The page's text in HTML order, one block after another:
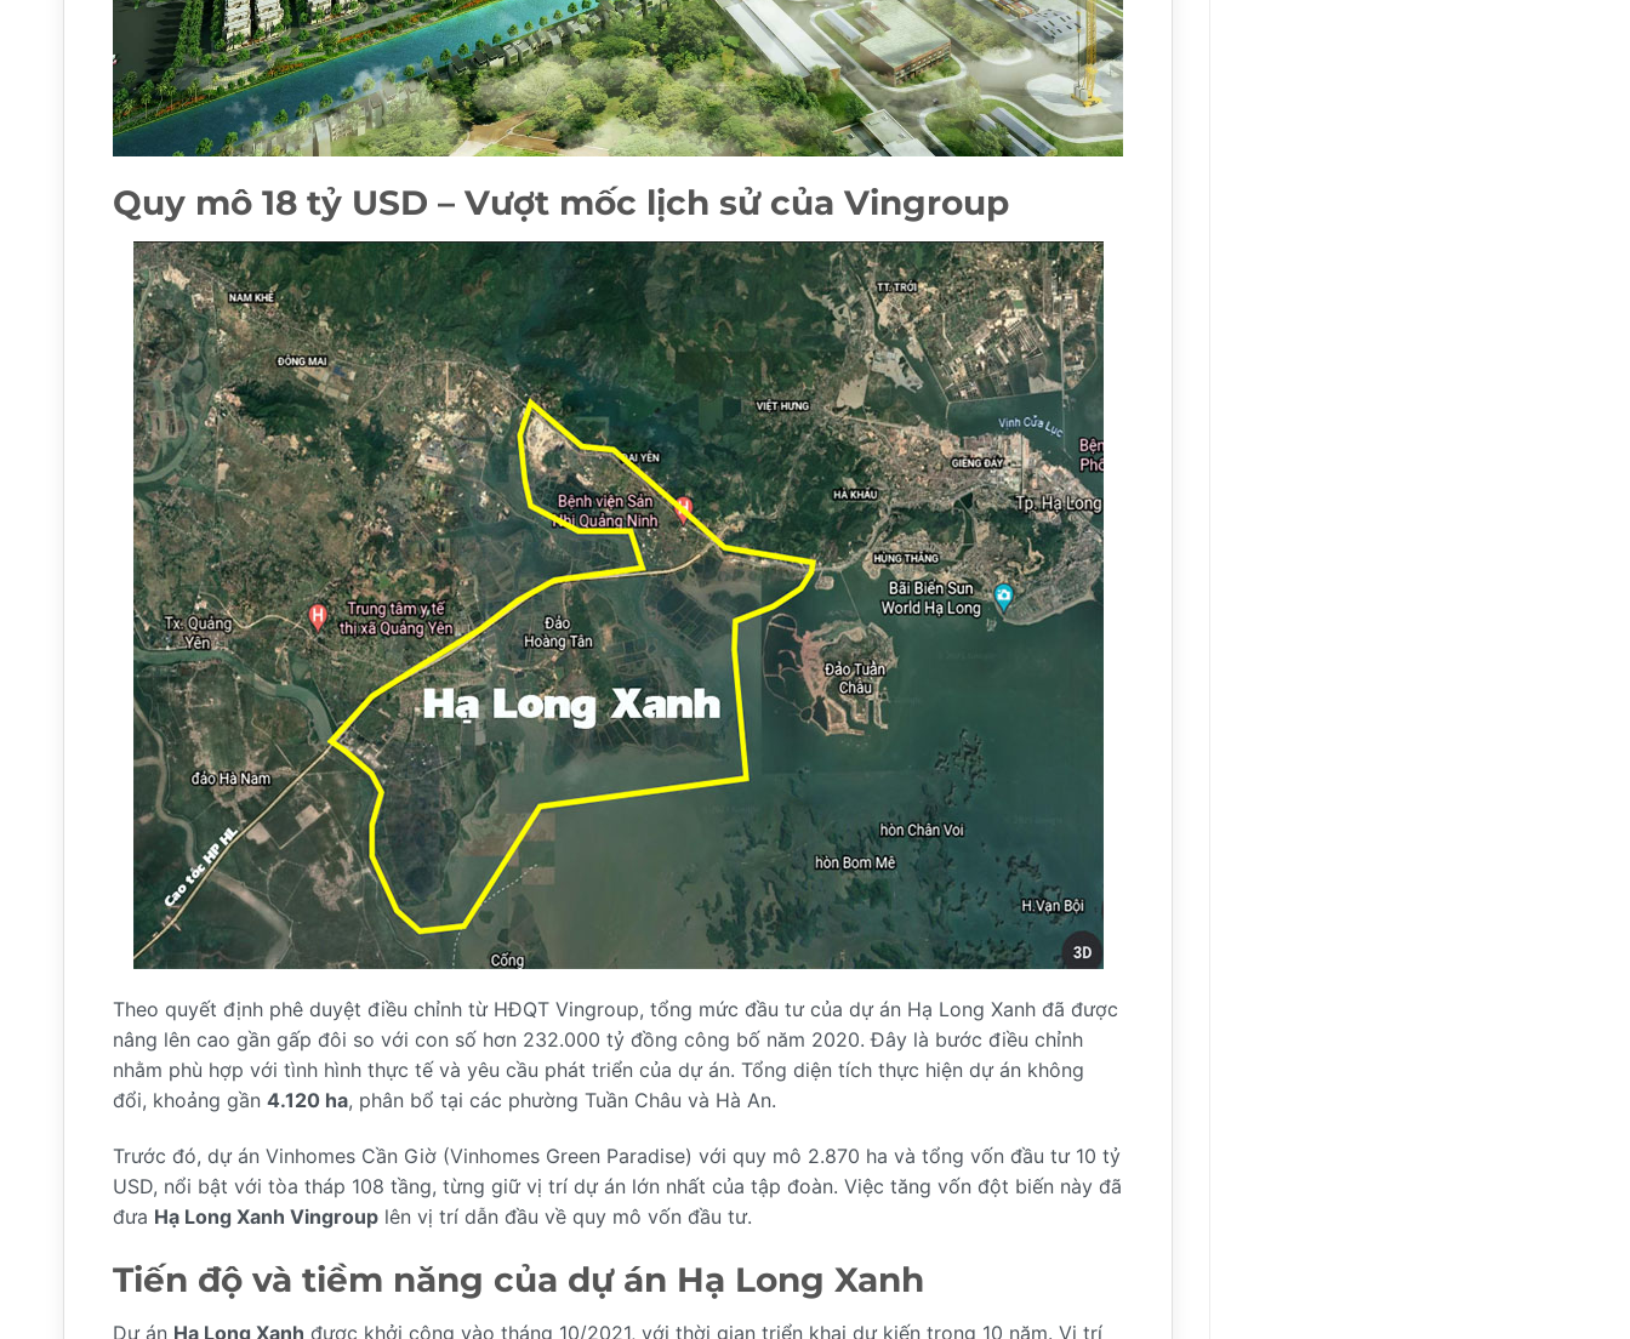
Quy mô 18 tỷ USD – Vượt mốc lịch sử của Vingroup
Theo quyết định phê duyệt điều chỉnh từ HĐQT Vingroup, tổng mức đầu tư của dự án Hạ Long Xanh đã được
nâng lên cao gần gấp đôi so với con số hơn 232.000 tỷ đồng công bố năm 2020. Đây là bước điều chỉnh
nhằm phù hợp với tình hình thực tế và yêu cầu phát triển của dự án. Tổng diện tích thực hiện dự án không
đổi, khoảng gần 4.120 ha, phân bổ tại các phường Tuần Châu và Hà An.
Trước đó, dự án Vinhomes Cần Giờ (Vinhomes Green Paradise) với quy mô 2.870 ha và tổng vốn đầu tư 10 tỷ
USD, nổi bật với tòa tháp 108 tầng, từng giữ vị trí dự án lớn nhất của tập đoàn. Việc tăng vốn đột biến này đã
đưa Hạ Long Xanh Vingroup lên vị trí dẫn đầu về quy mô vốn đầu tư.
Tiến độ và tiềm năng của dự án Hạ Long Xanh
Dự án Hạ Long Xanh được khởi công vào tháng 10/2021, với thời gian triển khai dự kiến trong 10 năm. Vị trí